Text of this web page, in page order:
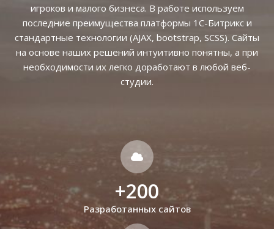
игроков и малого бизнеса. В работе используем
последние преимущества платформы 1С-Битрикс и
стандартные технологии (AJAX, bootstrap, SCSS). Сайты
на основе наших решений интуитивно понятны, а при
необходимости их легко доработают в любой веб-
студии.
+200
Разработанных сайтов